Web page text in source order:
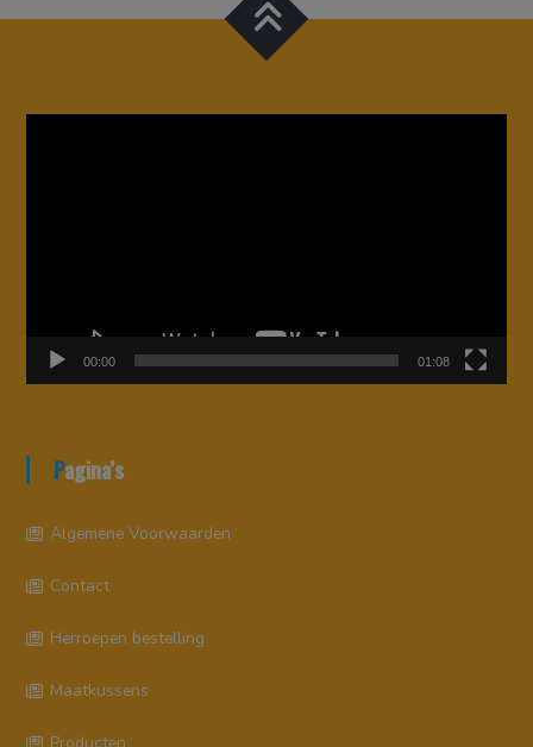
00:00 01:08
Pagina’s
Algemene Voorwaarden
Contact
Herroepen bestelling
Maatkussens